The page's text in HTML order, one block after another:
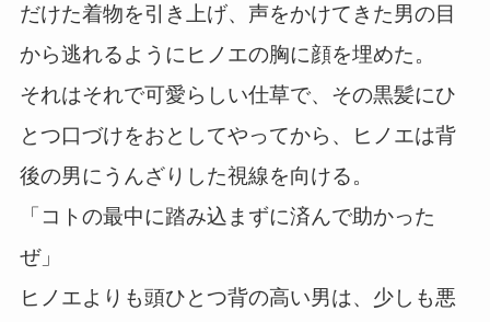
だけた着物を引き上げ、声をかけてきた男の目
から逃れるようにヒノエの胸に顔を埋めた。
それはそれで可愛らしい仕草で、その黒髪にひ
とつ口づけをおとしてやってから、ヒノエは背
後の男にうんざりした視線を向ける。
「コトの最中に踏み込まずに済んで助かった
ぜ」
ヒノエよりも頭ひとつ背の高い男は、少しも悪